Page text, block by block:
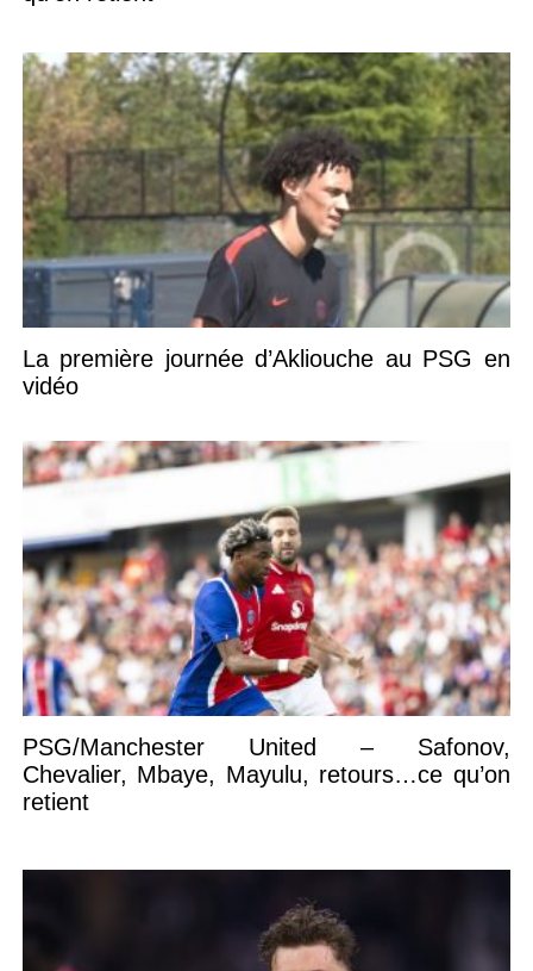
La première journée d’Akliouche au PSG en
vidéo
PSG/Manchester United – Safonov,
Chevalier, Mbaye, Mayulu, retours…ce qu’on
retient